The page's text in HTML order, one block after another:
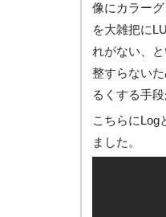
像にカラー
を大雑把に
れがない、
整すらない
るくする手
こちらにLog
ました。